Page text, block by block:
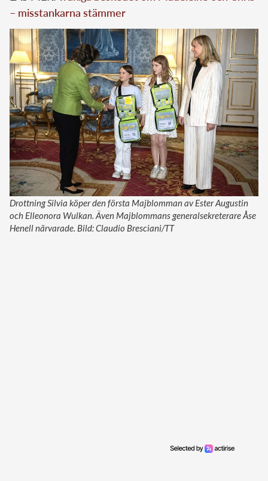
– misstankarna stämmer
Drottning Silvia köper den första Majblomman av Ester Augustin
och Elleonora Wulkan. Även Majblommans generalsekreterare Åse
Henell närvarade. Bild: Claudio Bresciani/TT